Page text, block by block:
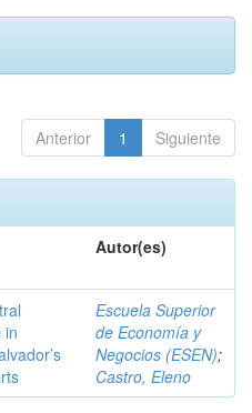
Anterior 1 Siguiente
Autor(es)
in
Escuela Superior
de Economía y
Negocios (ESEN);
Castro, Eleno